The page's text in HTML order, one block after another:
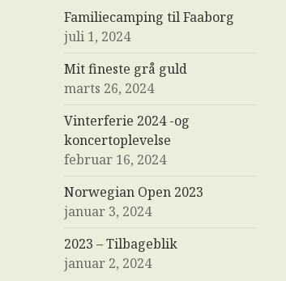
Familiecamping til Faaborg
juli 1, 2024
Mit fineste grå guld
marts 26, 2024
Vinterferie 2024 -og
koncertoplevelse
februar 16, 2024
Norwegian Open 2023
januar 3, 2024
2023 – Tilbageblik
januar 2, 2024